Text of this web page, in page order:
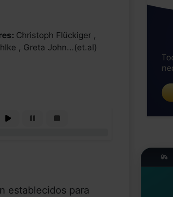
Christoph Flückiger ,
, Greta John...(et.al)
establecidos para